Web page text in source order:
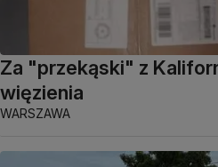
Za "przekąski" z
więzienia
WARSZAWA